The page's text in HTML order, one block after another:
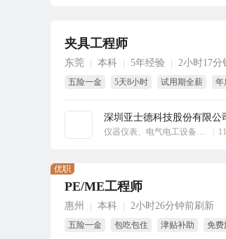
夹具工程师
东莞 本科 5年经验 2小时17分
五险一金 5天8小时 试用期全薪 年
深圳亚士德科技股份有限公
仪器仪表、电气电工设备、工业自动化
立即沟通
PE/ME工程师
惠州 本科 2小时26分钟前刷新
五险一金 包吃包住 津贴补助 免费
优职